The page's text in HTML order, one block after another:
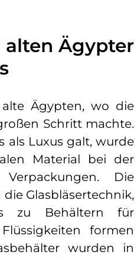
alten Ägypter
Ägypten, wo die
Schritt machte.
als Luxus galt, wurde
Material bei der
Die
Glasbläsertechnik,
zu Behältern für
formen
wurden in